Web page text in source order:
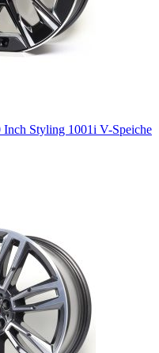
Styling 1001i V-Speiche